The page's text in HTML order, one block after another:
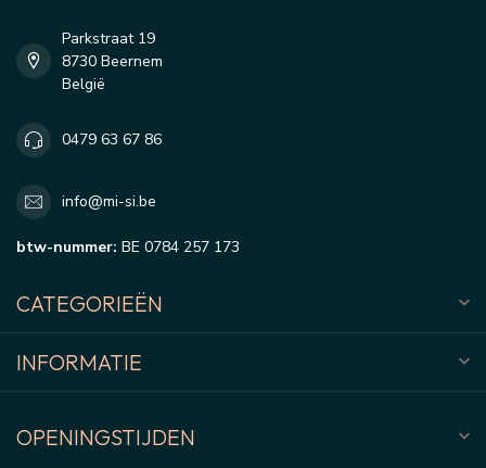
Parkstraat 19
8730 Beernem
België
0479 63 67 86
info@mi-si.be
btw-nummer: BE 0784 257 173
CATEGORIEËN
INFORMATIE
OPENINGSTIJDEN